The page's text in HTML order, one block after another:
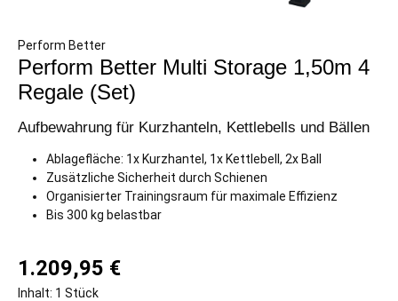
Perform Better
Perform Better Multi Storage 1,50m 4
Regale (Set)
Aufbewahrung für Kurzhanteln, Kettlebells und Bällen
Ablagefläche: 1x Kurzhantel, 1x Kettlebell, 2x Ball
Zusätzliche Sicherheit durch Schienen
Organisierter Trainingsraum für maximale Effizienz
Bis 300 kg belastbar
1.209,95 €
Inhalt: 1 Stück